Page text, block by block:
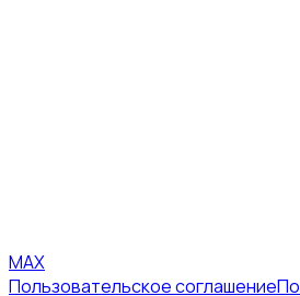
MAX
Пользовательское соглашение